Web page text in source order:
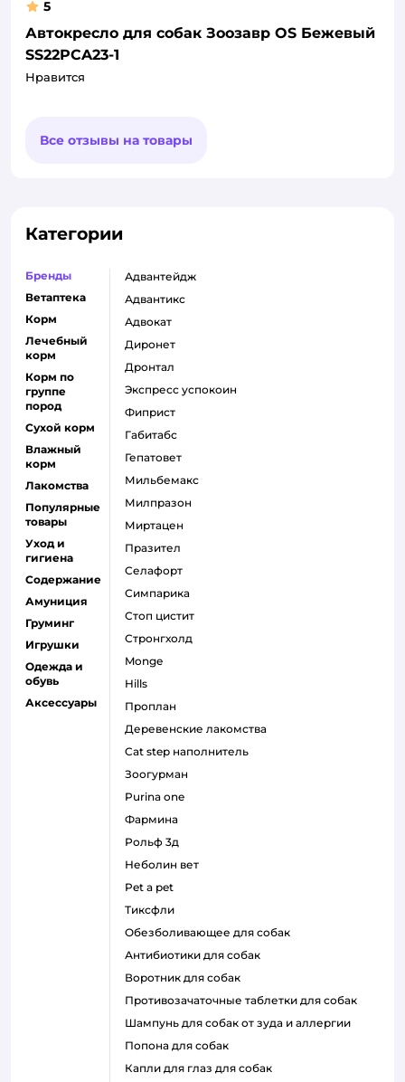
5
Автокресло для собак Зоозавр OS Бежевый
SS22PCA23-1
Нравится
Все отзывы на товары
Категории
Бренды
Ветаптека
Корм
Лечебный
корм
Корм по
группе
пород
Сухой корм
Влажный
корм
Лакомства
Популярные
товары
Уход и
гигиена
Содержание
Амуниция
Груминг
Игрушки
Одежда и
обувь
Аксессуары
адвантейдж
адвантикс
адвокат
диронет
дронтал
экспресс успокоин
фиприст
габитабс
гепатовет
мильбемакс
милпразон
миртацен
празител
селафорт
симпарика
стоп цистит
стронгхолд
monge
hills
проплан
деревенские лакомства
cat step наполнитель
зоогурман
purina one
фармина
рольф 3д
неболин вет
pet a pet
тиксфли
обезболивающее для собак
антибиотики для собак
воротник для собак
противозачаточные таблетки для собак
шампунь для собак от зуда и аллергии
попона для собак
капли для глаз для собак